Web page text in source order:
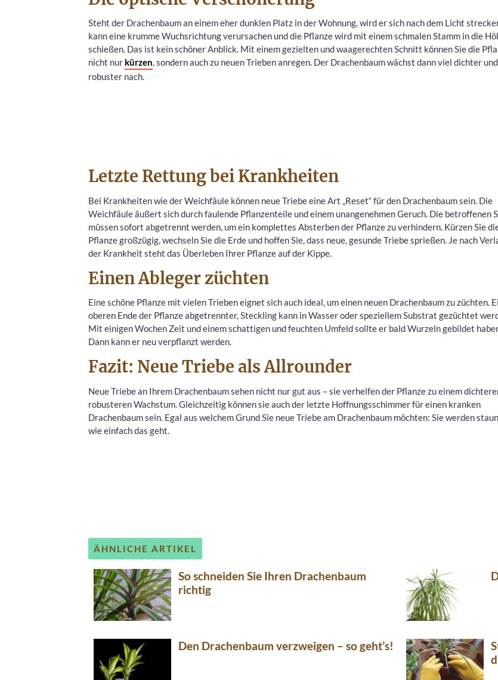
Steht der Drachenbaum an einem eher dunklen Platz in der Wohnung, wird er sich nach dem Licht
kann eine krumme Wuchsrichtung verursachen und die Pflanze wird mit einem schmalen Stamm in die
schießen. Das ist kein schöner Anblick. Mit einem gezielten und waagerechten Schnitt können Sie die
nicht nur kürzen, sondern auch zu neuen Trieben anregen. Der Drachenbaum wächst dann viel dichter und
robuster nach.
Letzte Rettung bei Krankheiten
Bei Krankheiten wie der Weichfäule können neue Triebe eine Art „Reset“ für den Drachenbaum sein. Die
Weichfäule äußert sich durch faulende Pflanzenteile und einem unangenehmen Geruch. Die betroffenen
müssen sofort abgetrennt werden, um ein komplettes Absterben der Pflanze zu verhindern. Kürzen Sie
Pflanze großzügig, wechseln Sie die Erde und hoffen Sie, dass neue, gesunde Triebe sprießen. Je nach
der Krankheit steht das Überleben Ihrer Pflanze auf der Kippe.
Einen Ableger züchten
Eine schöne Pflanze mit vielen Trieben eignet sich auch ideal, um einen neuen Drachenbaum zu züchten.
oberen Ende der Pflanze abgetrennter, Steckling kann in Wasser oder speziellem Substrat gezüchtet
Mit einigen Wochen Zeit und einem schattigen und feuchten Umfeld sollte er bald Wurzeln gebildet
Dann kann er neu verpflanzt werden.
Fazit: Neue Triebe als Allrounder
Neue Triebe an Ihrem Drachenbaum sehen nicht nur gut aus – sie verhelfen der Pflanze zu einem
robusteren Wachstum. Gleichzeitig können sie auch der letzte Hoffnungsschimmer für einen kranken
Drachenbaum sein. Egal aus welchem Grund Sie neue Triebe am Drachenbaum möchten: Sie werden
wie einfach das geht.
ÄHNLICHE ARTIKEL
So schneiden Sie Ihren Drachenbaum
richtig
Den Drachenbaum verzweigen – so geht’s!